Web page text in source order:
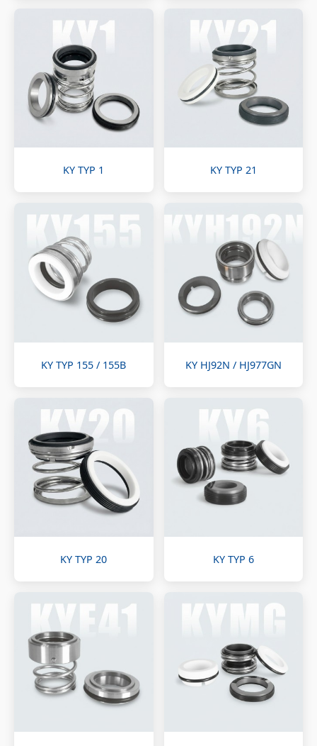
KY TYP 1 KY TYP 21
KY TYP 155 / 155B KY HJ92N / HJ977GN
KY TYP 20 KY TYP 6